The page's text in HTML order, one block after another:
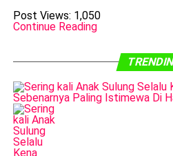
Post Views: 1,050
Continue Reading